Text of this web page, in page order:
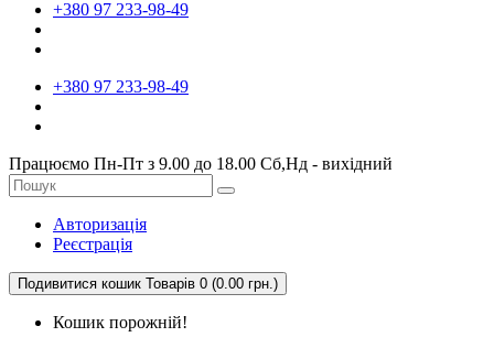
+380 97 233-98-49
+380 97 233-98-49
Працюємо Пн-Пт з 9.00 до 18.00 Сб,Нд - вихідний
Авторизація
Реєстрація
Подивитися кошик Товарів 0 (0.00 грн.)
Кошик порожній!